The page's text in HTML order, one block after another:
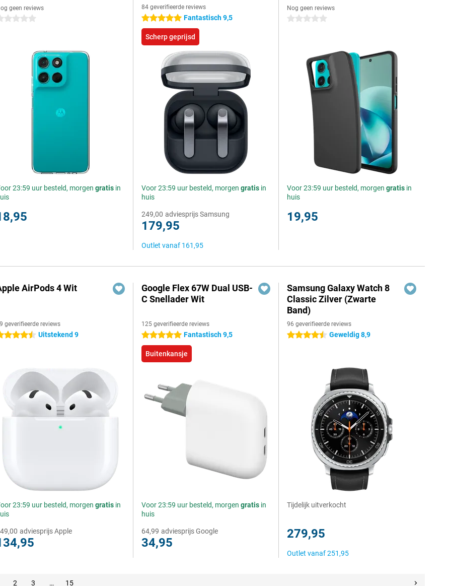
geen reviews
sterren
23:59 uur besteld, morgen gratis in
84 geverifieerde reviews
5 sterren Fantastisch 9,5
Scherp geprijsd
Voor 23:59 uur besteld, morgengratis in
huis
249,00 adviesprijs Samsung
179,95
Outlet vanaf 161,95
Nog geen reviews
0 sterren
Voor 23:59 uur besteld, morgengratis in
huis
19,95
AirPods 4 Wit
geverifieerde reviews
sterren Uitstekend 9
23:59 uur besteld, morgen gratis in
adviesprijs Apple
Google Flex 67W Dual USB-
C Snellader Wit
125 geverifieerde reviews
5 sterren Fantastisch 9,5
Buitenkansje
Voor 23:59 uur besteld, morgengratis in
huis
64,99 adviesprijs Google
34,95
Samsung Galaxy Watch 8
Classic Zilver (Zwarte
Band)
96 geverifieerde reviews
4.5 sterren Geweldig 8,9
Tijdelijk uitverkocht
279,95
Outlet vanaf251,95
2 3 … 15